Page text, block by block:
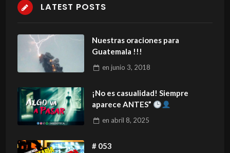
LATEST POSTS
Nuestras oraciones para
Guatemala !!!
en junio 3, 2018
¡No es casualidad! Siempre
aparece ANTES”
en abril 8, 2025
# 053